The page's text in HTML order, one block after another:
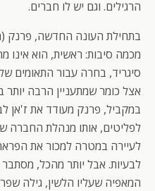
הרגילים. וגם יש לו חברים.
בתחילת העונה החדשה, פרנק
מכמה סיבות: ראשית, הוא
סיגריד, בחרה עבור התאומים
אצל כומר שמתעניין הרבה
במקביל, פרנק מעודד את ז'אן
לפליטים, אותו מנהלת החברה
לעיירה במטרה למכור את
לבעיות. אבל יותר מהכל,
המאפיה שעליו הלשין, גילה